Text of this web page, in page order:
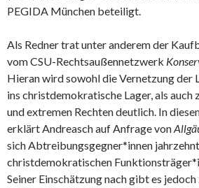
PEGIDA München beteiligt.
Als Redner trat unter anderem der
vom CSU-Rechtsaußennetzwerk
Hieran wird sowohl die Vernetzung der
ins christdemokratische Lager, als auch
und extremen Rechten deutlich. In
erklärt Andreasch auf Anfrage von
sich Abtreibungsgegner*innen
christdemokratischen
Seiner Einschätzung nach gibt es